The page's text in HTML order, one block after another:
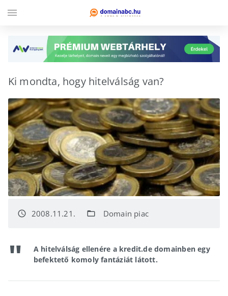
Ki mondta, hogy hitelválság van?
access_time 2008.11.21. folder_open Domain piac
A hitelválság ellenére a kredit.de domainben egy
befektető komoly fantáziát látott.
menu